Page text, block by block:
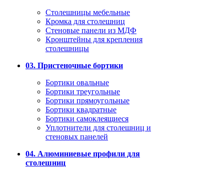
Столешницы мебельные
Кромка для столешниц
Стеновые панели из МДФ
Кронштейны для крепления
столешницы
03. Пристеночные бортики
Бортики овальные
Бортики треугольные
Бортики прямоугольные
Бортики квадратные
Бортики самоклеящиеся
Уплотнители для столешниц и
стеновых панелей
04. Алюминиевые профили для
столешниц